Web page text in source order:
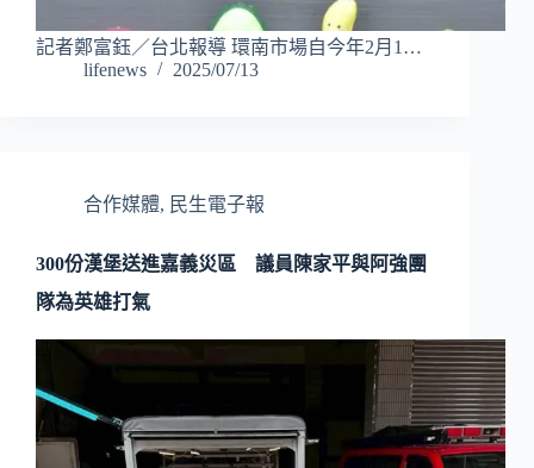
記者鄭富鈺／台北報導 環南市場自今年2月1…
lifenews
2025/07/13
合作媒體, 民生電子報
300份漢堡送進嘉義災區 議員陳家平與阿強團
隊為英雄打氣